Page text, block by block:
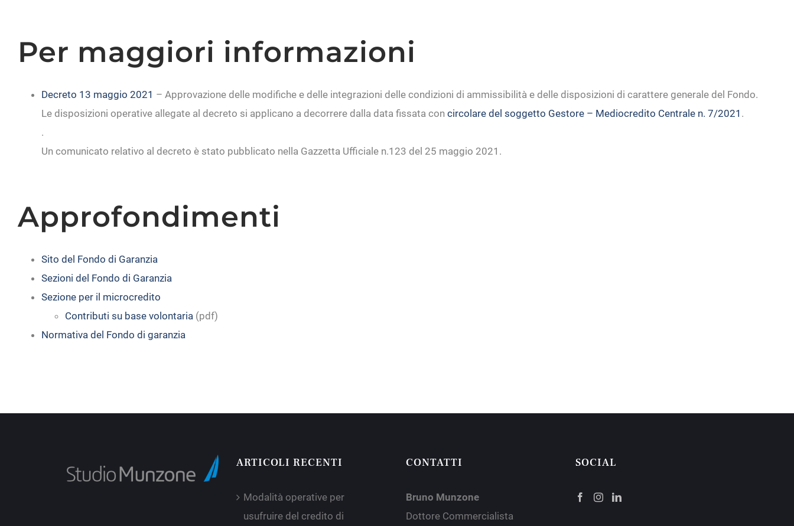
Per maggiori informazioni
Decreto 13 maggio 2021 – Approvazione delle modifiche e delle integrazioni delle condizioni di ammissibilità e delle disposizioni di carattere generale del Fondo.
Le disposizioni operative allegate al decreto si applicano a decorrere dalla data fissata con circolare del soggetto Gestore – Mediocredito Centrale n. 7/2021 .
.
Un comunicato relativo al decreto è stato pubblicato nella Gazzetta Ufficiale n.123 del 25 maggio 2021.
Approfondimenti
Sito del Fondo di Garanzia
Sezioni del Fondo di Garanzia
Sezione per il microcredito
Contributi su base volontaria (pdf)
Normativa del Fondo di garanzia
ARTICOLI RECENTI
Modalità operative per
usufruire del credito di
CONTATTI
Bruno Munzone
Dottore Commercialista
SOCIAL